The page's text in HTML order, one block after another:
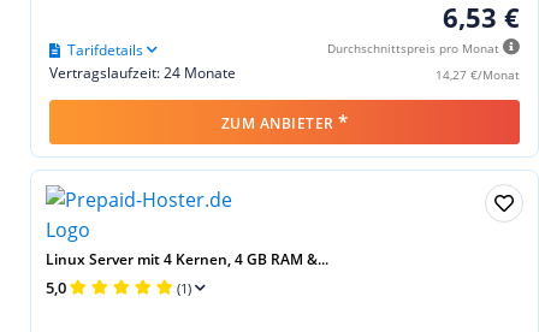
6,53 €
Durchschnittspreis pro Monat
14,27 €/Monat
Vertragslaufzeit: 24 Monate
Tarifdetails
ZUM ANBIETER *
Linux Server mit 4 Kernen, 4 GB RAM &...
5,0 (1)